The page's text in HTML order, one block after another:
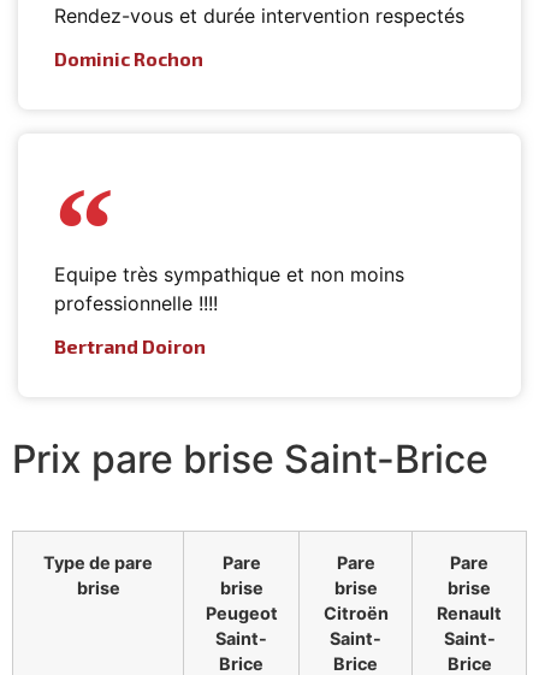
Rendez-vous et durée intervention respectés
Dominic Rochon
Equipe très sympathique et non moins
professionnelle !!!!
Bertrand Doiron
Prix pare brise Saint-Brice
Type de pare
brise
Pare
brise
Peugeot
Saint-
Brice
Pare
brise
Citroën
Saint-
Brice
Pare
brise
Renault
Saint-
Brice